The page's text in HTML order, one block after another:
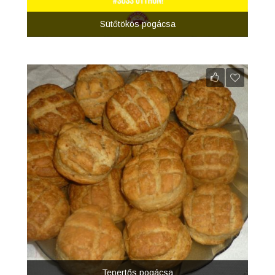
Sütőtökös pogácsa
Tepertős pogácsa